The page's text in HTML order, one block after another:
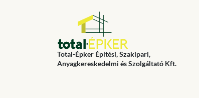
Total-Épker Építési, Szakipari,
Anyagkereskedelmi és Szolgáltató Kft.